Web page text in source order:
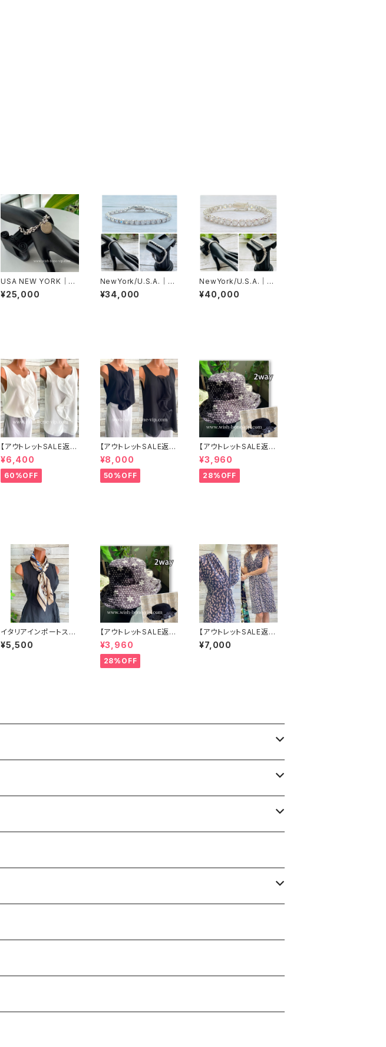
USA NEW YORK｜ラ
ウンドチャーム Silver9
25 ブレスレット｜シル
¥25,000
NewYork/U.S.A.｜C
Z＆Silver925ブレスレ
ット(J) キュービックジ
¥34,000
NewYork/U.S.A.｜C
Z＆Silver925ブレスレ
ット(K) キュービックジ
¥40,000
【アウトレットSALE返品
交換不可8/20まで】イ
タリア製 CASADEILU
CA ITALY｜前フリル＆
BIGフリルトップス /ホワ
¥6,400
60%OFF
【アウトレットSALE返品
交換不可8/20まで】イ
タリア製 CASADEILU
CA ITALY｜前フリル＆
BIGフリルトップス /ブラ
¥8,000
50%OFF
【アウトレットSALE返品
交換不可8/20まで】ワ
ッフル立体フラワー＆無
地 2way リバーシブル
ハット・ワイヤー入り変
¥3,960
28%OFF
イタリアインポートスカ
ーフ｜小さめツヤスカ
ーフ・SILK風 バッグス
¥5,500
【アウトレットSALE返品
交換不可8/20まで】ワ
ッフル立体フラワー＆無
地 2way リバーシブル
ハット・ワイヤー入り変
¥3,960
28%OFF
【アウトレットSALE返品
交換不可フランス製イ
ンポートワンピース｜FI
¥7,000